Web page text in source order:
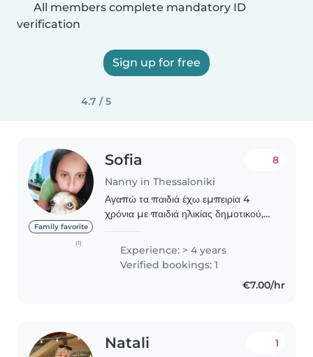
All members complete mandatory ID
verification
Sign up for free
4.7 / 5
Family favorite
(1)
Sofia
Nanny in Thessaloniki
8
Αγαπώ τα παιδιά έχω εμπειρία 4
χρόνια με παιδιά ηλικίας δημοτικού,
τούς δημιουργηκα παίζοντας
ζωγραφίζοντας πηγαίνοντας βόλτες,
αν χρειαστεί και..
Experience: > 4 years
Verified bookings: 1
€7.00/hr
Natali 1